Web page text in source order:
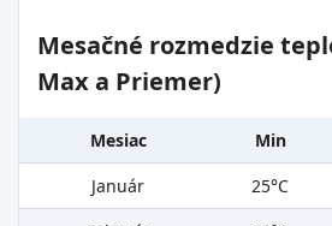
Mesačné rozmedzie
Max a Priemer)
Mesiac Min
Január
25°C